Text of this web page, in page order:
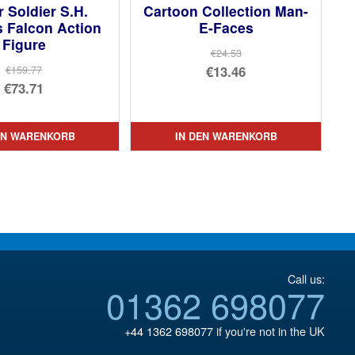
Soldier S.H.
Falcon Action
Figure
€159.77
Ursprünglicher
war:
€159.77
€73.71
Preis
ist:
WARENKORB
Cartoon Collection Man-
E-Faces
€24.53
Ursprünglicher
€24.53
€13.46
ist:
€13.46.
IN DEN WARENKORB
Call us:
01362 698077
+44 1362 698077if you're not in the UK